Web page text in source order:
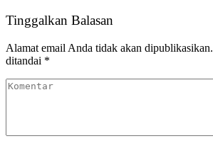
Tinggalkan Balasan
Alamat email Anda tidak akan dipublikasikan.
ditandai *